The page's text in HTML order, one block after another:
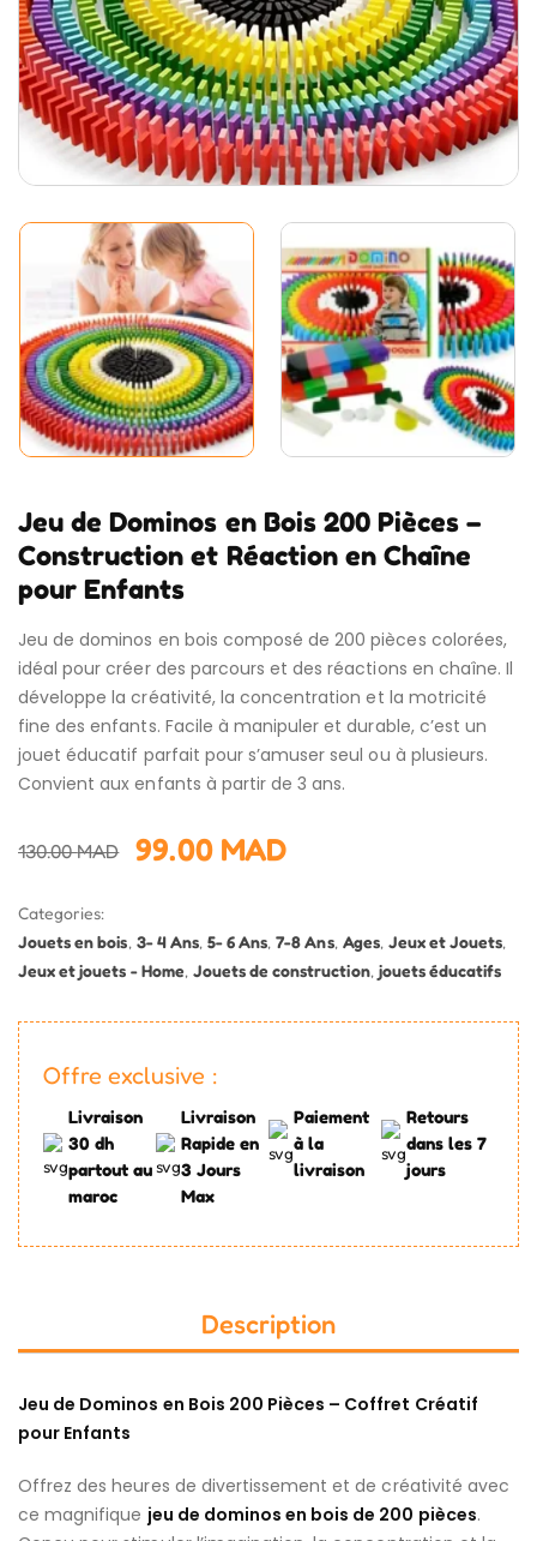
Jeu de Dominos en Bois 200 Pièces –
Construction et Réaction en Chaîne
pour Enfants
Jeu de dominos en bois composé de 200 pièces colorées,
idéal pour créer des parcours et des réactions en chaîne. Il
développe la créativité, la concentration et la motricité
fine des enfants. Facile à manipuler et durable, c’est un
jouet éducatif parfait pour s’amuser seul ou à plusieurs.
Convient aux enfants à partir de 3 ans.
130.00MAD 99.00 MAD
Categories:
Jouets en bois, 3- 4 Ans, 5- 6 Ans,7-8 Ans, Ages, Jeux et Jouets,
Jeux et jouets - Home, Jouets de construction, jouets éducatifs
Offre exclusive :
Livraison
30 dh
partout au
maroc
Livraison
Rapide en
3 Jours
Max
Paiement
à la
livraison
Retours
dans les 7
jours
Description
Jeu de Dominos en Bois 200 Pièces – Coffret Créatif
pour Enfants
Offrez des heures de divertissement et de créativité avec
ce magnifique jeu de dominos en bois de 200 pièces.